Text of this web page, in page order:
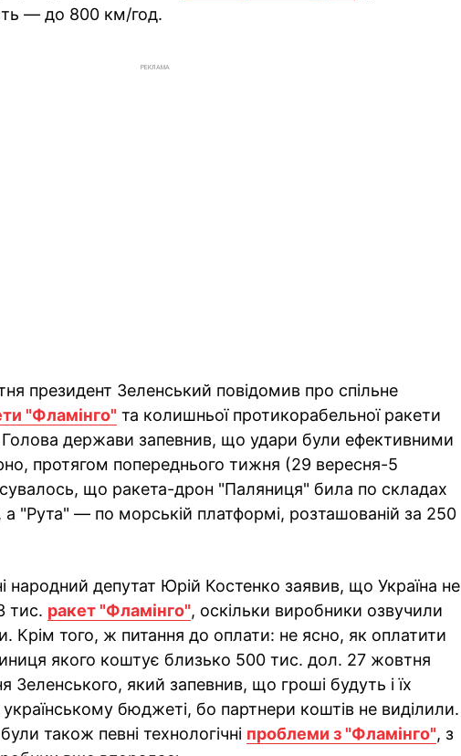
— до 800 км/год.
РЕКЛАМА
президент Зеленський повідомив про спільне
"Фламінго" та колишньої протикорабельної ракети
держави запевнив, що удари були ефективними
протягом попереднього тижня (29 вересня-5
що ракета-дрон "Паляниця" била по складах
"Рута" — по морській платформі, розташованій за 250
депутат Юрій Костенко заявив, що Україна не
тис. ракет "Фламінго", оскільки виробники озвучили
Крім того, ж питання до оплати: не ясно, як оплатити
якого коштує близько 500 тис. дол. 27 жовтня
Зеленського, який запевнив, що гроші будуть і їх
бюджеті, бо партнери коштів не виділили.
також певні технологічні проблеми з "Фламінго", з